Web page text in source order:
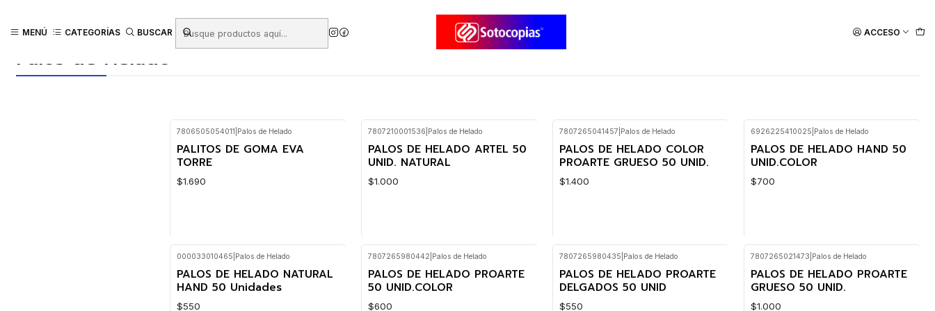
MENÚ CATEGORÍAS BUSCAR ACCESO
Palos de Helado
7806505054011 Palos de Helado
PALITOS DE GOMA EVA
TORRE
$1.690
7807210001536 Palos de Helado
PALOS DE HELADO ARTEL 50
UNID. NATURAL
$1.000
7807265041457 Palos de Helado
PALOS DE HELADO COLOR
PROARTE GRUESO 50 UNID.
$1.400
6926225410025 Palos de Helado
PALOS DE HELADO HAND 50
UNID.COLOR
$700
000033010465 Palos de Helado
PALOS DE HELADO NATURAL
HAND 50 Unidades
$550
7807265980442 Palos de Helado
PALOS DE HELADO PROARTE
50 UNID.COLOR
$600
7807265980435 Palos de Helado
PALOS DE HELADO PROARTE
DELGADOS 50 UNID
$550
7807265021473 Palos de Helado
PALOS DE HELADO PROARTE
GRUESO 50 UNID.
$1.000